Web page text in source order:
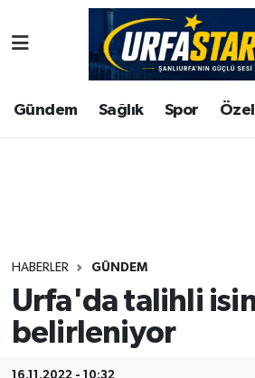
Gündem Sağlık Spor
HABERLER GÜNDEM
Urfa'da talihli
belirleniyor
ASAYİS
ÇEVRE
Gündem
Kültür
Şanlıurfa Nöbetçi Eczaneler
Şanlıurfa Hava Durumu
Tüm Manşetler
Son Dakika Haberleri